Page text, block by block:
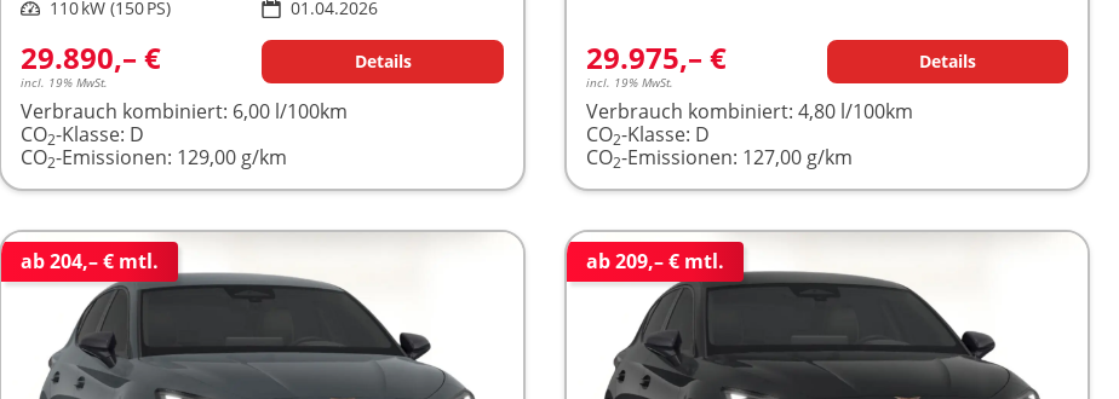
Leistung 110 kW (150 PS) 01.04.2026
29.890,– €
incl. 19% MwSt.
Details
Verbrauch kombiniert: 6,00 l/100km
CO2-Klasse: D
CO2-Emissionen: 129,00 g/km
29.975,– €
incl. 19% MwSt.
Details
Verbrauch kombiniert: 4,80 l/100km
CO2-Klasse: D
CO2-Emissionen: 127,00 g/km
ab 204,– € mtl. ab 209,– € mtl.